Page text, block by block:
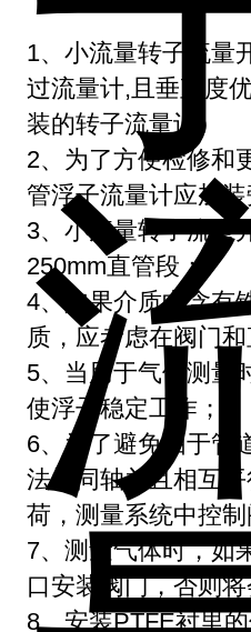
1、小流量转子流量
过流量计,且垂直度
装的转子流量计）
2、为了方便检修和
管浮子流量计应加
3、 小流量转子流量
250mm直管段；
4、如果介质中含有
质，应考虑在阀门
5、当用于气体测量
使浮子稳定工作；
6、为了避免由于管
法兰同轴并且相互
荷，测量系统中控
7、测量气体时，如
口安装阀门，否则
8、安装PTFE衬里